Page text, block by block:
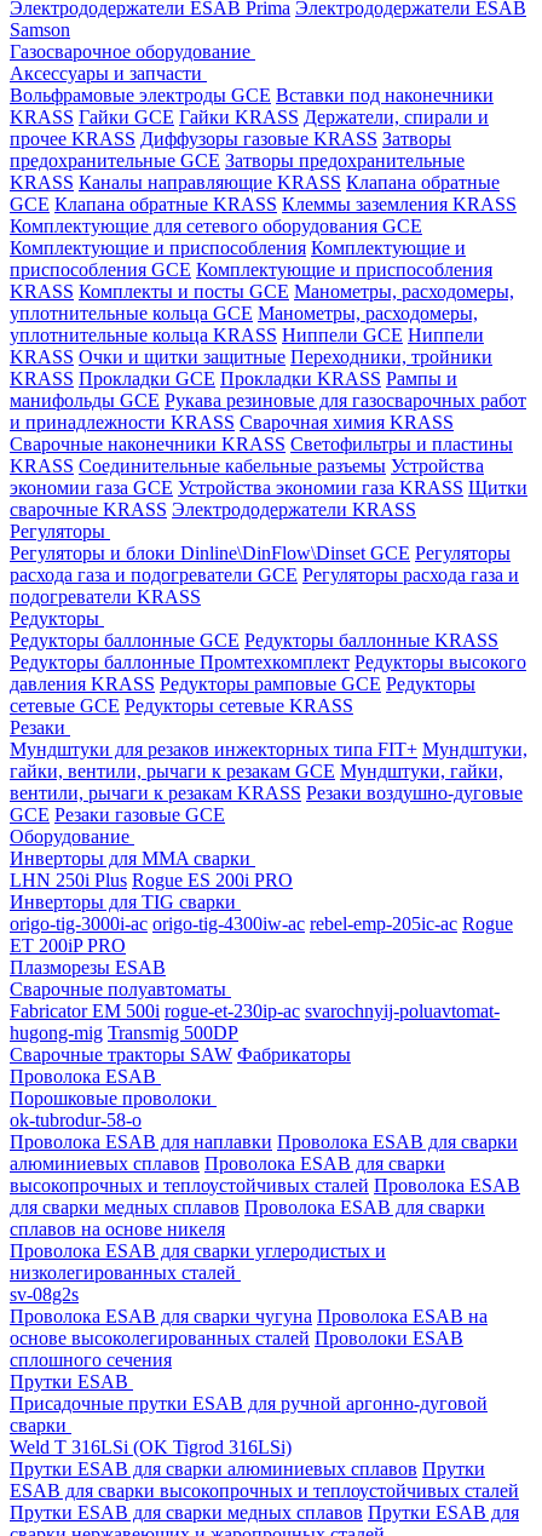
Электрододержатели ESAB Prima Электрододержатели ESAB
Samson
Газосварочное оборудование
Аксессуары и запчасти
Вольфрамовые электроды GCE Вставки под наконечники
KRASS Гайки GCE Гайки KRASS Держатели, спирали и
прочее KRASS Диффузоры газовые KRASS Затворы
предохранительные GCE Затворы предохранительные
KRASS Каналы направляющие KRASS Клапана обратные
GCE Клапана обратные KRASS Клеммы заземления KRASS
Комплектующие для сетевого оборудования GCE
Комплектующие и приспособления Комплектующие и
приспособления GCE Комплектующие и приспособления
KRASS Комплекты и посты GCE Манометры, расходомеры,
уплотнительные кольца GCE Манометры, расходомеры,
уплотнительные кольца KRASS Ниппели GCE Ниппели
KRASS Очки и щитки защитные Переходники, тройники
KRASS Прокладки GCE Прокладки KRASS Рампы и
манифольды GCE Рукава резиновые для газосварочных работ
и принадлежности KRASS Сварочная химия KRASS
Сварочные наконечники KRASS Светофильтры и пластины
KRASS Соединительные кабельные разъемы Устройства
экономии газа GCE Устройства экономии газа KRASS Щитки
сварочные KRASS Электрододержатели KRASS
Регуляторы
Регуляторы и блоки Dinline\DinFlow\Dinset GCE Регуляторы
расхода газа и подогреватели GCE Регуляторы расхода газа и
подогреватели KRASS
Редукторы
Редукторы баллонные GCE Редукторы баллонные KRASS
Редукторы баллонные Промтехкомплект Редукторы высокого
давления KRASS Редукторы рамповые GCE Редукторы
сетевые GCE Редукторы сетевые KRASS
Резаки
Мундштуки для резаков инжекторных типа FIT+ Мундштуки,
гайки, вентили, рычаги к резакам GCE Мундштуки, гайки,
вентили, рычаги к резакам KRASS Резаки воздушно-дуговые
GCE Резаки газовые GCE
Оборудование
Инверторы для MMA сварки
LHN 250i Plus Rogue ES 200i PRO
Инверторы для TIG сварки
origo-tig-3000i-ac origo-tig-4300iw-ac rebel-emp-205ic-ac Rogue
ET 200iP PRO
Плазморезы ESAB
Сварочные полуавтоматы
Fabricator EM 500i rogue-et-230ip-ac svarochnyij-poluavtomat-
hugong-mig Transmig 500DP
Сварочные тракторы SAW Фабрикаторы
Проволока ESAB
Порошковые проволоки
ok-tubrodur-58-o
Проволока ESAB для наплавки Проволока ESAB для сварки
алюминиевых сплавов Проволока ESAB для сварки
высокопрочных и теплоустойчивых сталей Проволока ESAB
для сварки медных сплавов Проволока ESAB для сварки
сплавов на основе никеля
Проволока ESAB для сварки углеродистых и
низколегированных сталей
sv-08g2s
Проволока ESAB для сварки чугуна Проволока ESAB на
основе высоколегированных сталей Проволоки ESAB
сплошного сечения
Прутки ESAB
Присадочные прутки ESAB для ручной аргонно-дуговой
сварки
Weld T 316LSi (OK Tigrod 316LSi)
Прутки ESAB для сварки алюминиевых сплавов Прутки
ESAB для сварки высокопрочных и теплоустойчивых сталей
Прутки ESAB для сварки медных сплавов Прутки ESAB для